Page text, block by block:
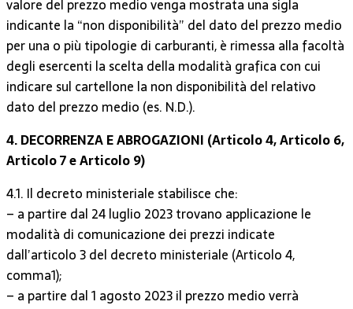
valore del prezzo medio venga mostrata una sigla
indicante la “non disponibilità” del dato del prezzo medio
per una o più tipologie di carburanti, è rimessa alla facoltà
degli esercenti la scelta della modalità grafica con cui
indicare sul cartellone la non disponibilità del relativo
dato del prezzo medio (es. N.D.).
4. DECORRENZA E ABROGAZIONI (Articolo 4, Articolo 6,
Articolo 7 e Articolo 9)
4.1. Il decreto ministeriale stabilisce che:
– a partire dal 24 luglio 2023 trovano applicazione le
modalità di comunicazione dei prezzi indicate
dall’articolo 3 del decreto ministeriale (Articolo 4,
comma1);
– a partire dal 1 agosto 2023 il prezzo medio verrà